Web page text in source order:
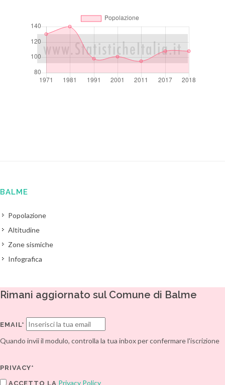
BALME
Popolazione
Altitudine
Zone sismiche
Infografica
Rimani aggiornato sul Comune di Balme
EMAIL*
Quando invii il modulo, controlla la tua inbox per confermare l'iscrizione
PRIVACY*
ACCETTO LA Privacy Policy